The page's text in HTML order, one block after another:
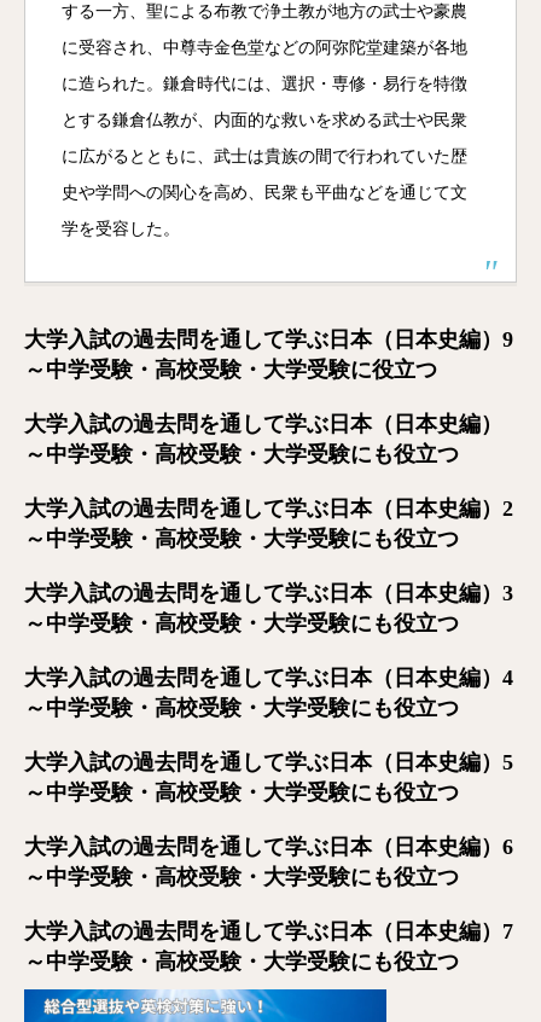
する一方、聖による布教で浄土教が地方の武士や豪農
に受容され、中尊寺金色堂などの阿弥陀堂建築が各地
に造られた。鎌倉時代には、選択・専修・易行を特徴
とする鎌倉仏教が、内面的な救いを求める武士や民衆
に広がるとともに、武士は貴族の間で行われていた歴
史や学問への関心を高め、民衆も平曲などを通じて文
学を受容した。
大学入試の過去問を通して学ぶ日本（日本史編）9
～中学受験・高校受験・大学受験に役立つ
大学入試の過去問を通して学ぶ日本（日本史編）
～中学受験・高校受験・大学受験にも役立つ
大学入試の過去問を通して学ぶ日本（日本史編）2
～中学受験・高校受験・大学受験にも役立つ
大学入試の過去問を通して学ぶ日本（日本史編）3
～中学受験・高校受験・大学受験にも役立つ
大学入試の過去問を通して学ぶ日本（日本史編）4
～中学受験・高校受験・大学受験にも役立つ
大学入試の過去問を通して学ぶ日本（日本史編）5
～中学受験・高校受験・大学受験にも役立つ
大学入試の過去問を通して学ぶ日本（日本史編）6
～中学受験・高校受験・大学受験にも役立つ
大学入試の過去問を通して学ぶ日本（日本史編）7
～中学受験・高校受験・大学受験にも役立つ